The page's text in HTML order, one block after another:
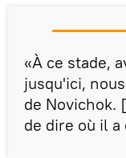
«À ce stade,
jusqu'ici,
de Novichok.
de dire où il